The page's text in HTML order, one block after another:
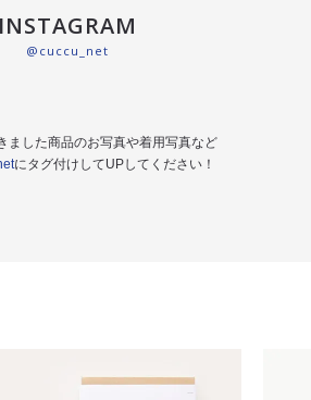
INSTAGRAM
@cuccu_net
ました商品のお写真や着用写真など
にタグ付けしてUPしてください！